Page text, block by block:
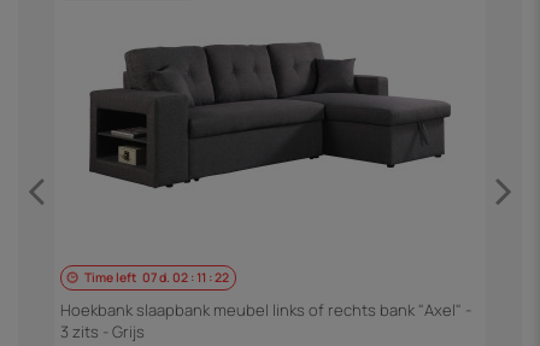
Time left 07d. 02 :11 :22
Hoekbank slaapbank meubel links of rechts bank "Axel" -
3 zits - Grijs